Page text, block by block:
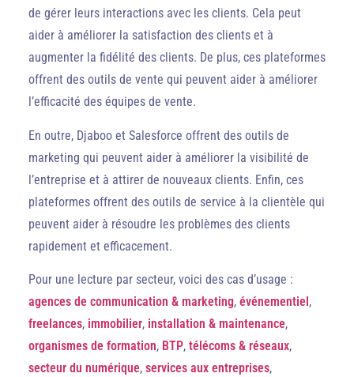
de gérer leurs interactions avec les clients. Cela peut
aider à améliorer la satisfaction des clients et à
augmenter la fidélité des clients. De plus, ces plateformes
offrent des outils de vente qui peuvent aider à améliorer
l’efficacité des équipes de vente.
En outre, Djaboo et Salesforce offrent des outils de
marketing qui peuvent aider à améliorer la visibilité de
l’entreprise et à attirer de nouveaux clients. Enfin, ces
plateformes offrent des outils de service à la clientèle qui
peuvent aider à résoudre les problèmes des clients
rapidement et efficacement.
Pour une lecture par secteur, voici des cas d’usage :
agences de communication & marketing, événementiel,
freelances, immobilier, installation & maintenance,
organismes de formation, BTP, télécoms & réseaux,
secteur du numérique, services aux entreprises,